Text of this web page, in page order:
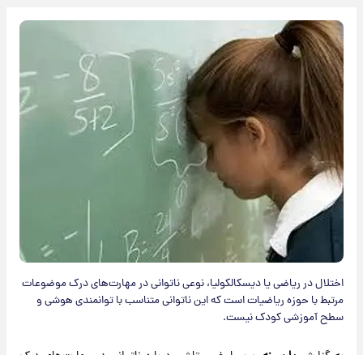
اختلال در ریاضی یا دیسکالکولیا، نوعی ناتوانی در مهارت‌های درک موضوعات
مرتبط با حوزه ریاضیات است که این ناتوانی متناسب با توانمندی هوشی و
سطح آموزشی کودک نیست.